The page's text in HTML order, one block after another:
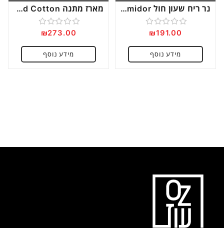
נר ריח שעון חול Large Humidor
דורג
0
מתוך
₪191.00
מידע נוסף
מארז מתנה Vanilla and Cotton
דורג
0
מתוך
₪273.00
מידע נוסף